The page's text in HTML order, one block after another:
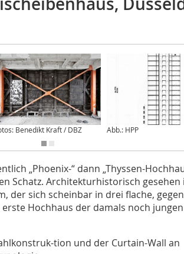
Benedikt Kraft / DBZ Abb.: HPP
„Phoenix-“ dann „Thyssen-
Schatz. Architekturhistorisch gesehen
der sich scheinbar in drei flache,
Hochhaus der damals noch jungen
tion und der Curtain-Wall an